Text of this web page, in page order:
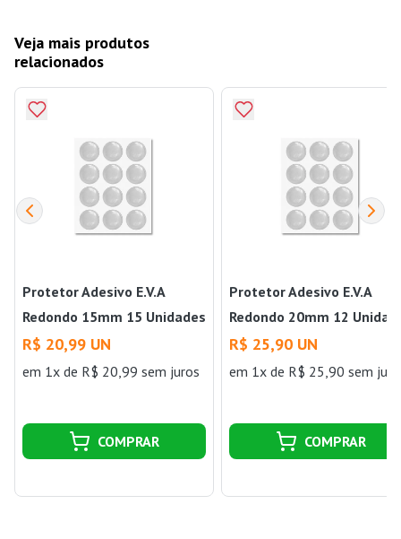
Veja mais produtos
relacionados
Protetor Adesivo E.V.A
Redondo 15mm 15 Unidades
Transparente Bemfixa
R$ 20,99 UN
em 1x de R$ 20,99 sem juros
COMPRAR
Protetor Adesivo E.V.A
Redondo 20mm 12
Transparente Bemfixa
R$ 25,90 UN
em 1x de R$ 25,90 sem
COMPRAR